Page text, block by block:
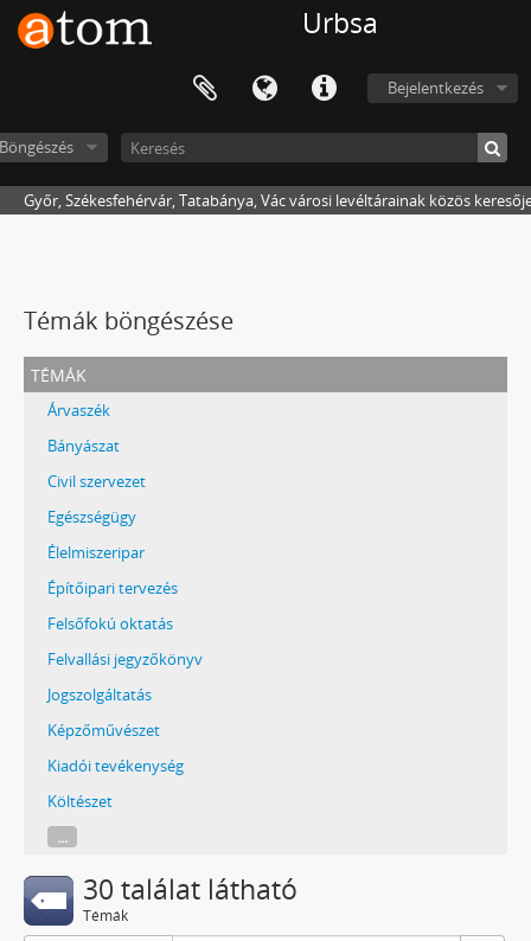
Urbsa
Bejelentkezés
Győr, Székesfehérvár, Tatabánya, Vác városi levéltárainak közös
Témák böngészése
témák
Árvaszék
Bányászat
Civil szervezet
Egészségügy
Élelmiszeripar
Építőipari tervezés
Felsőfokú oktatás
Felvallási jegyzőkönyv
Jogszolgáltatás
Képzőművészet
Kiadói tevékenység
Költészet
...
30 találat látható
Témák